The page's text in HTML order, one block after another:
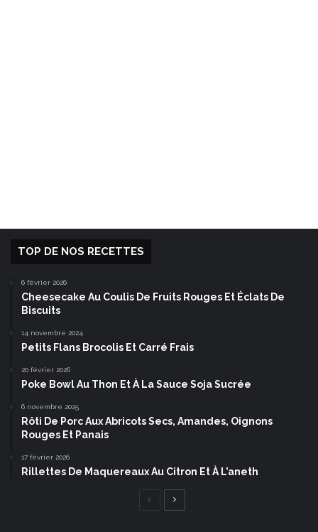
TOP DE NOS RECETTES
6 février 2026
Cheesecake Au Coulis De Fruits Rouges Et Éclats De
Biscuits
14 novembre 2024
Petits Flans Brocolis Et Carré Frais
20 février 2026
Poke Bowl Au Thon Et À La Sauce Soja Sucrée
6 novembre 2025
Rôti De Porc Aux Abricots Secs, Amandes, Oignons
Rouges Et Panais
17 février 2026
Rillettes De Maquereaux Au Citron Et À L’aneth
Page